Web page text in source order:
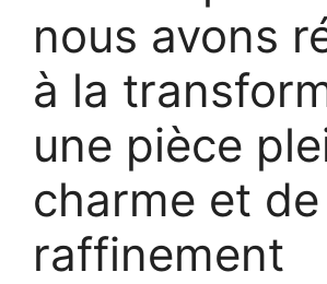
nous avons
à la
une pièce
charme et de
raffinement